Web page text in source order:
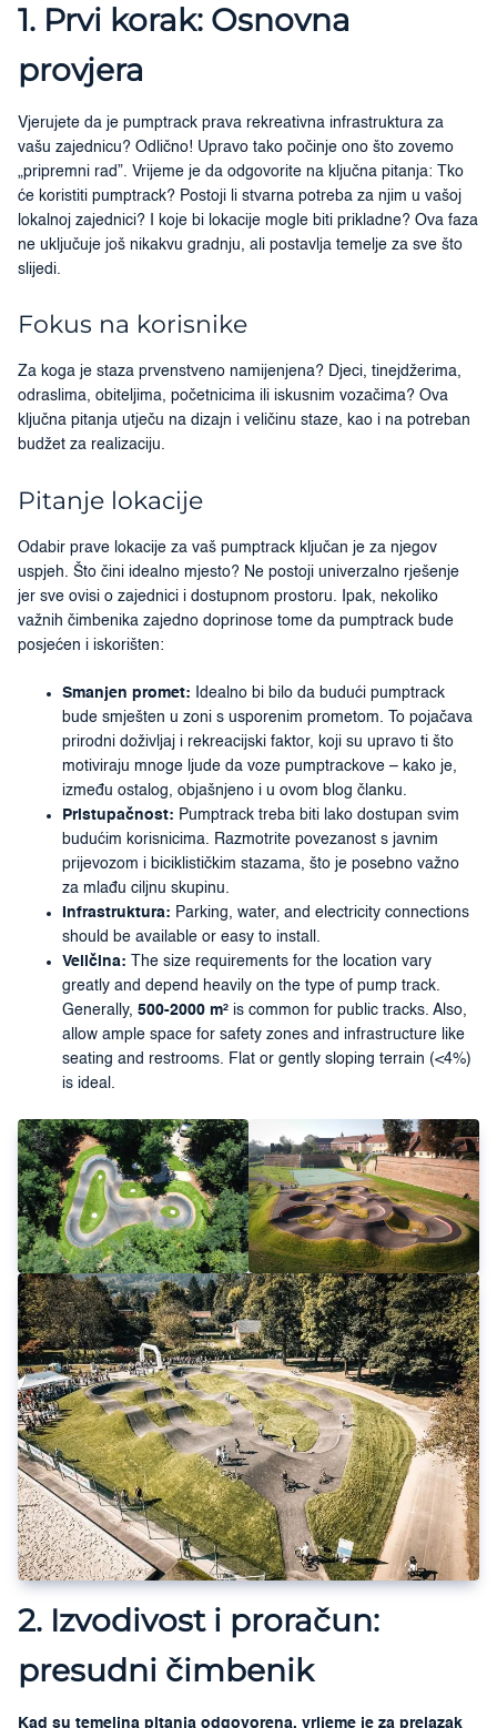
1. Prvi korak: Osnovna
provjera
Vjerujete da je pumptrack prava rekreativna infrastruktura za
vašu zajednicu? Odlično! Upravo tako počinje ono što zovemo
„pripremni rad”. Vrijeme je da odgovorite na ključna pitanja: Tko
će koristiti pumptrack? Postoji li stvarna potreba za njim u vašoj
lokalnoj zajednici? I koje bi lokacije mogle biti prikladne? Ova faza
ne uključuje još nikakvu gradnju, ali postavlja temelje za sve što
slijedi.
Fokus na korisnike
Za koga je staza prvenstveno namijenjena? Djeci, tinejdžerima,
odraslima, obiteljima, početnicima ili iskusnim vozačima? Ova
ključna pitanja utječu na dizajn i veličinu staze, kao i na potreban
budžet za realizaciju.
Pitanje lokacije
Odabir prave lokacije za vaš pumptrack ključan je za njegov
uspjeh. Što čini idealno mjesto? Ne postoji univerzalno rješenje
jer sve ovisi o zajednici i dostupnom prostoru. Ipak, nekoliko
važnih čimbenika zajedno doprinose tome da pumptrack bude
posjećen i iskorišten:
Smanjen promet: Idealno bi bilo da budući pumptrack
bude smješten u zoni s usporenim prometom. To pojačava
prirodni doživljaj i rekreacijski faktor, koji su upravo ti što
motiviraju mnoge ljude da voze pumptrackove – kako je,
između ostalog, objašnjeno i u ovom blog članku.
Pristupačnost: Pumptrack treba biti lako dostupan svim
budućim korisnicima. Razmotrite povezanost s javnim
prijevozom i biciklističkim stazama, što je posebno važno
za mlađu ciljnu skupinu.
Infrastruktura: Parking, water, and electricity connections
should be available or easy to install.
Veličina: The size requirements for the location vary
greatly and depend heavily on the type of pump track.
Generally, 500-2000 m² is common for public tracks. Also,
allow ample space for safety zones and infrastructure like
seating and restrooms. Flat or gently sloping terrain (<4%)
is ideal.
2. Izvodivost i proračun:
presudni čimbenik
Kad su temeljna pitanja odgovorena, vrijeme je za prelazak